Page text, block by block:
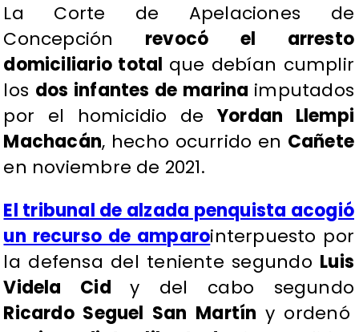
La Corte de Apelaciones de
Concepción revocó el arresto
domiciliario total que debían cumplir
los dos infantes de marina imputados
por el homicidio deYordan Llempi
Machacán, hecho ocurrido en Cañete
en noviembre de 2021.
El tribunal de alzada penquista acogió
un recurso de amparointerpuesto por
la defensa del teniente segundo Luis
Videla Cidy del cabo segundo
Ricardo Seguel San Martín y ordenó